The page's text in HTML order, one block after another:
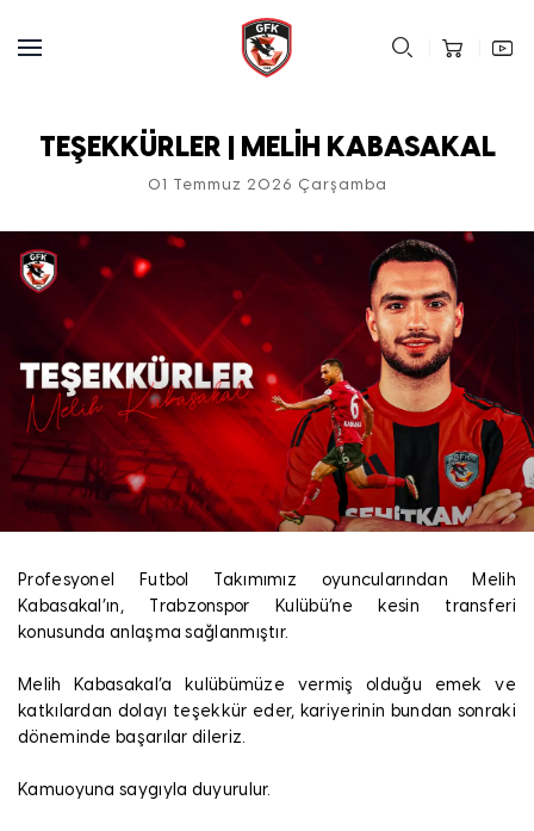
TEŞEKKÜRLER | MELİH KABASAKAL
01 Temmuz 2026 Çarşamba
Profesyonel Futbol Takımımız oyuncularından Melih
Kabasakal’ın, Trabzonspor Kulübü’ne kesin transferi
konusunda anlaşma sağlanmıştır.
Melih Kabasakal’a kulübümüze vermiş olduğu emek ve
katkılardan dolayı teşekkür eder, kariyerinin bundan sonraki
döneminde başarılar dileriz.
Kamuoyuna saygıyla duyurulur.